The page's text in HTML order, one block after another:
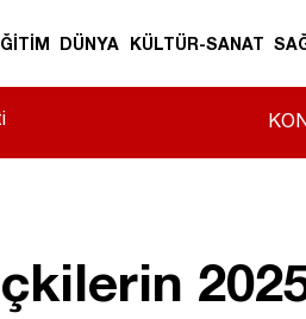
DÜNYA KÜLTÜR-SANAT